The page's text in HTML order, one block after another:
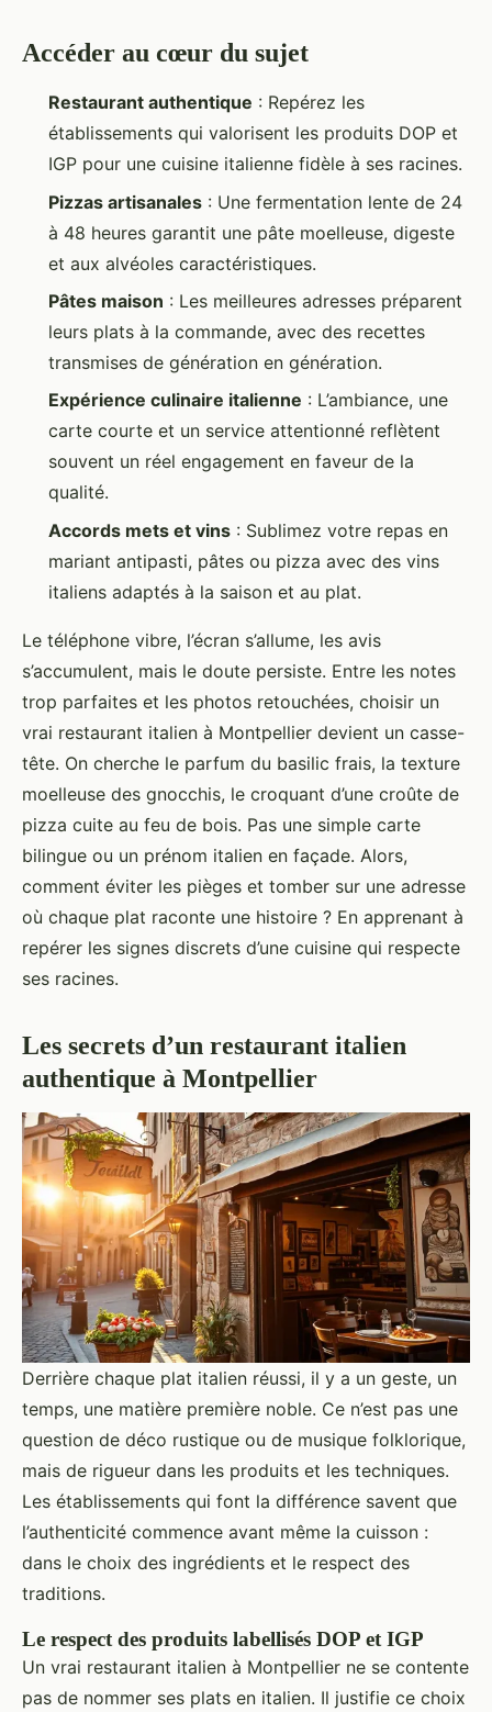
Top adresses pour déguster la
vraie cuisine italienne à
Montpellier
30/04/2026 12:19
Accéder au cœur du sujet
Restaurant authentique : Repérez les
établissements qui valorisent les produits DOP et
IGP pour une cuisine italienne fidèle à ses racines.
Pizzas artisanales : Une fermentation lente de 24
à 48 heures garantit une pâte moelleuse, digeste
et aux alvéoles caractéristiques.
Pâtes maison : Les meilleures adresses préparent
leurs plats à la commande, avec des recettes
transmises de génération en génération.
Expérience culinaire italienne : L’ambiance, une
carte courte et un service attentionné reflètent
souvent un réel engagement en faveur de la
qualité.
Accords mets et vins : Sublimez votre repas en
mariant antipasti, pâtes ou pizza avec des vins
italiens adaptés à la saison et au plat.
Le téléphone vibre, l’écran s’allume, les avis
s’accumulent, mais le doute persiste. Entre les notes
trop parfaites et les photos retouchées, choisir un
vrai restaurant italien à Montpellier devient un casse-
tête. On cherche le parfum du basilic frais, la texture
moelleuse des gnocchis, le croquant d’une croûte de
pizza cuite au feu de bois. Pas une simple carte
bilingue ou un prénom italien en façade. Alors,
comment éviter les pièges et tomber sur une adresse
où chaque plat raconte une histoire ? En apprenant à
repérer les signes discrets d’une cuisine qui respecte
ses racines.
Les secrets d’un restaurant italien
authentique à Montpellier
Derrière chaque plat italien réussi, il y a un geste, un
temps, une matière première noble. Ce n’est pas une
question de déco rustique ou de musique folklorique,
mais de rigueur dans les produits et les techniques.
Les établissements qui font la différence savent que
l’authenticité commence avant même la cuisson :
dans le choix des ingrédients et le respect des
traditions.
Le respect des produits labellisés DOP et IGP
Un vrai restaurant italien à Montpellier ne se contente
pas de nommer ses plats en italien. Il justifie ce choix